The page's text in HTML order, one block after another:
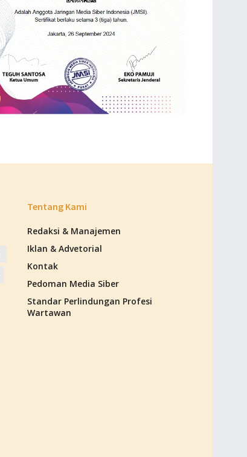
Tentang Kami
Redaksi & Manajemen
Iklan & Advetorial
Kontak
Pedoman Media Siber
Standar Perlindungan Profesi
Wartawan